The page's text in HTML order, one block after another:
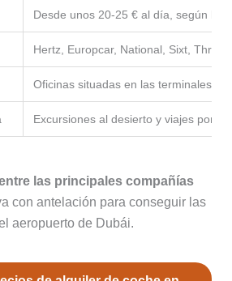
Desde unos 20-25 € al día, según la
Hertz, Europcar, National, Sixt,
Oficinas situadas en las terminales
Excursiones al desierto y viajes por
las principales compañías
con antelación para conseguir las
aeropuerto de Dubái.